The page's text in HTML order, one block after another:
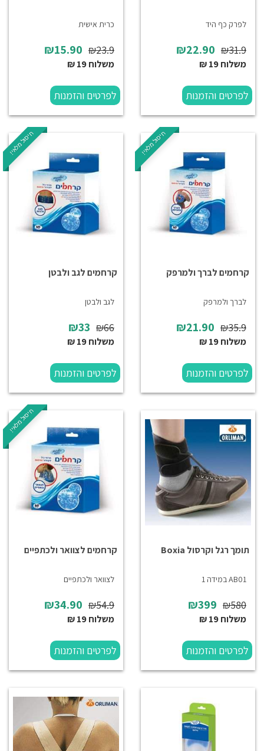
לפרק כף היד
₪22.90 ₪31.9
משלוח 19 ₪
לפרטים והזמנות
כרית אישית
₪15.90 ₪23.9
משלוח 19 ₪
לפרטים והזמנות
חיסול מלאי!
קרחמים לברך ולמרפק
לברך ולמרפק
₪21.90 ₪35.9
משלוח 19 ₪
לפרטים והזמנות
חיסול מלאי!
קרחמים לגב ולבטן
לגב ולבטן
₪33 ₪66
משלוח 19 ₪
לפרטים והזמנות
תומך רגל וקרסול Boxia
AB01 במידה 1
₪399 ₪580
משלוח 19 ₪
לפרטים והזמנות
חיסול מלאי!
קרחמים לצוואר ולכתפיים
לצוואר ולכתפיים
₪34.90 ₪54.9
משלוח 19 ₪
לפרטים והזמנות